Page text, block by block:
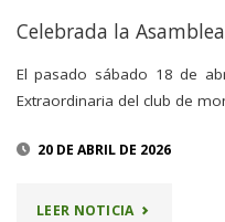
EL
PROCESO
DE
REFLEXIÓN
Celebrada la
El pasado sábado 18 de
Extraordinaria del club de
20 DE ABRIL DE 2026
LEER NOTICIA"CELEBRADA